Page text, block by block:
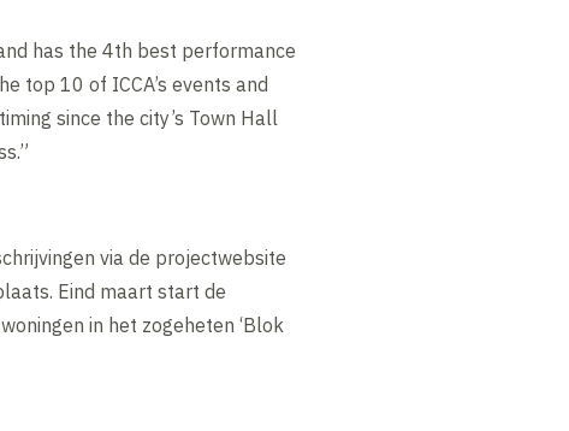
has the 4th best performance
top 10 of ICCA’s events and
since the city’s Town Hall
via de projectwebsite
Eind maart start de
in het zogeheten ‘Blok